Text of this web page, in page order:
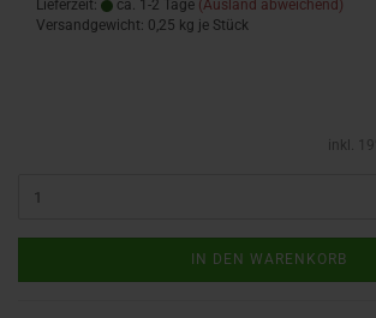
Lieferzeit: ca. 1-2 Tage (Ausland abweichend)
Versandgewicht: 0,25 kg je Stück
inkl.
IN DEN WARENKORB